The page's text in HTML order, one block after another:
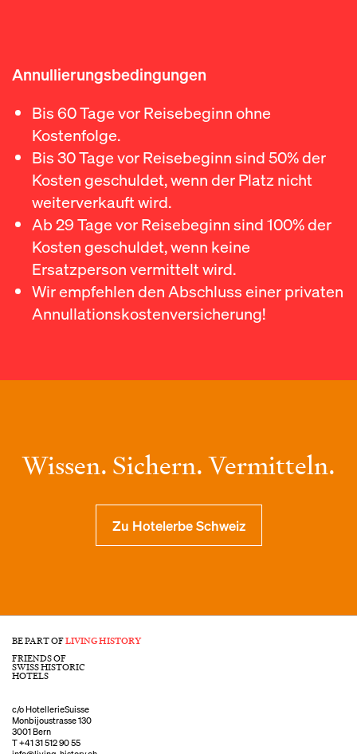
Annullierungsbedingungen
Bis 60 Tage vor Reisebeginn ohne
Kostenfolge.
Bis 30 Tage vor Reisebeginn sind 50% der
Kosten geschuldet, wenn der Platz nicht
weiterverkauft wird.
Ab 29 Tage vor Reisebeginn sind 100% der
Kosten geschuldet, wenn keine
Ersatzperson vermittelt wird.
Wir empfehlen den Abschluss einer privaten
Annullationskostenversicherung!
Wissen. Sichern. Vermitteln.
Zu Hotelerbe Schweiz
BE PART OFLIVING HISTORY
FRIENDS OF
SWISS HISTORIC
HOTELS
c/o HotellerieSuisse
Monbijoustrasse 130
3001 Bern
T+41 31 512 90 55